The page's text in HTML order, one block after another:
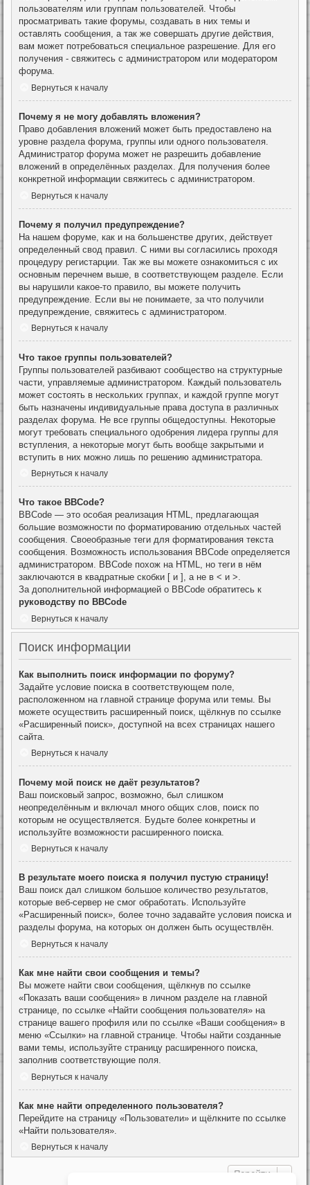
пользователям или группам пользователей. Чтобы
просматривать такие форумы, создавать в них темы и
оставлять сообщения, а так же совершать другие действия,
вам может потребоваться специальное разрешение. Для его
получения - свяжитесь с администратором или модератором
форума.
Вернуться к началу
Почему я не могу добавлять вложения?
Право добавления вложений может быть предоставлено на
уровне раздела форума, группы или одного пользователя.
Администратор форума может не разрешить добавление
вложений в определённых разделах. Для получения более
конкретной информации свяжитесь с администратором.
Вернуться к началу
Почему я получил предупреждение?
На нашем форуме, как и на большенстве других, действует
определенный свод правил. С ними вы согласились проходя
процедуру регистарции. Так же вы можете ознакомиться с их
основным перечнем выше, в соответствующем разделе. Если
вы нарушили какое-то правило, вы можете получить
предупреждение. Если вы не понимаете, за что получили
предупреждение, свяжитесь с администратором.
Вернуться к началу
Что такое группы пользователей?
Группы пользователей разбивают сообщество на структурные
части, управляемые администратором. Каждый пользователь
может состоять в нескольких группах, и каждой группе могут
быть назначены индивидуальные права доступа в различных
разделах форума. Не все группы общедоступны. Некоторые
могут требовать специального одобрения лидера группы для
вступления, а некоторые могут быть вообще закрытыми и
вступить в них можно лишь по решению администратора.
Вернуться к началу
Что такое BBCode?
BBCode — это особая реализация HTML, предлагающая
большие возможности по форматированию отдельных частей
сообщения. Своеобразные теги для форматирования текста
сообщения. Возможность использования BBCode определяется
администратором. BBCode похож на HTML, но теги в нём
заключаются в квадратные скобки [ и ], а не в < и >.
За дополнительной информацией о BBCode обратитесь к
руководству по BBCode
Вернуться к началу
Поиск информации
Как выполнить поиск информации по форуму?
Задайте условие поиска в соответствующем поле,
расположенном на главной странице форума или темы. Вы
можете осуществить расширенный поиск, щёлкнув по ссылке
«Расширенный поиск», доступной на всех страницах нашего
сайта.
Вернуться к началу
Почему мой поиск не даёт результатов?
Ваш поисковый запрос, возможно, был слишком
неопределённым и включал много общих слов, поиск по
которым не осуществляется. Будьте более конкретны и
используйте возможности расширенного поиска.
Вернуться к началу
В результате моего поиска я получил пустую страницу!
Ваш поиск дал слишком большое количество результатов,
которые веб-сервер не смог обработать. Используйте
«Расширенный поиск», более точно задавайте условия поиска и
разделы форума, на которых он должен быть осуществлён.
Вернуться к началу
Как мне найти свои сообщения и темы?
Вы можете найти свои сообщения, щёлкнув по ссылке
«Показать ваши сообщения» в личном разделе на главной
странице, по ссылке «Найти сообщения пользователя» на
странице вашего профиля или по ссылке «Ваши сообщения» в
меню «Ссылки» на главной странице. Чтобы найти созданные
вами темы, используйте страницу расширенного поиска,
заполнив соответствующие поля.
Вернуться к началу
Как мне найти определенного пользователя?
Перейдите на страницу «Пользователи» и щёлкните по ссылке
«Найти пользователя».
Вернуться к началу
Перейти